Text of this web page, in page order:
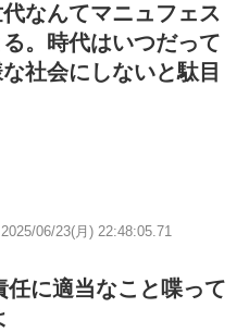
なんてマニュフェス
。時代はいつだって
社会にしないと駄目
2025/06/23(月) 22:48:05.71
任に適当なこと喋って